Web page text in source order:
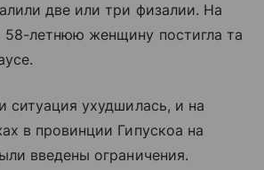
две или три физалии. На
летнюю женщину постигла та
ситуация ухудшилась, и на
в провинции Гипускоа на
введены ограничения.